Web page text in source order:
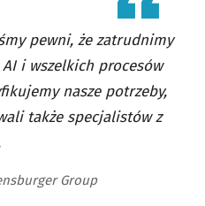
pewni, że zatrudnimy
i wszelkich procesów
nasze potrzeby,
także specjalistów z
Group